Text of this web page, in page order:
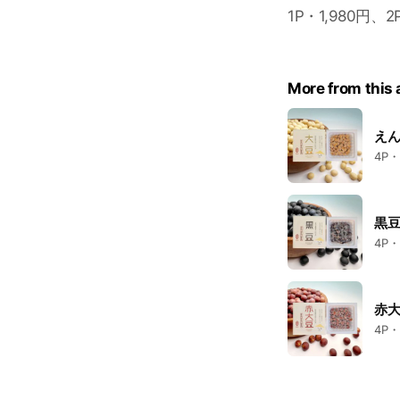
1P・1,980円、
More from this
え
4P
黒
4P
赤
4P